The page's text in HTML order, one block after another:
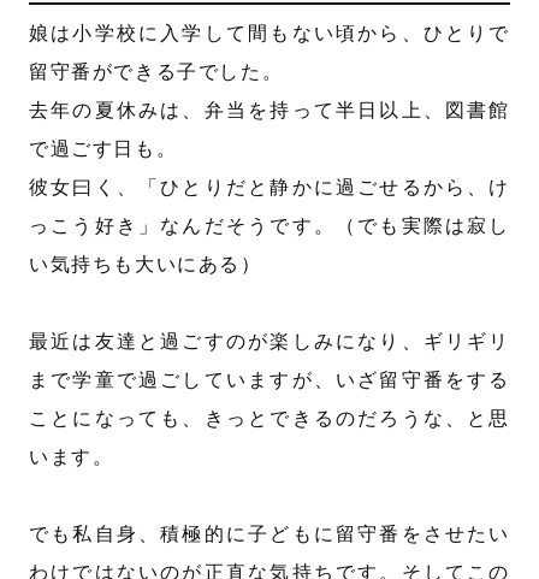
娘は小学校に入学して間もない頃から、ひとりで
留守番ができる子でした。
去年の夏休みは、弁当を持って半日以上、図書館
で過ごす日も。
彼女曰く、「ひとりだと静かに過ごせるから、け
っこう好き」なんだそうです。（でも実際は寂し
い気持ちも大いにある）
最近は友達と過ごすのが楽しみになり、ギリギリ
まで学童で過ごしていますが、いざ留守番をする
ことになっても、きっとできるのだろうな、と思
います。
でも私自身、積極的に子どもに留守番をさせたい
わけではないのが正直な気持ちです。そしてこの